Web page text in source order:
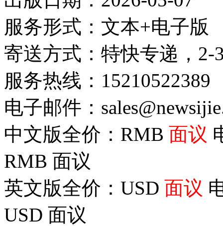
服务形式：文本+电子版
寄送方式：特快专递，2-
服务热线：15210522389
电子邮件：
中文版全价：RMB 面议
RMB 面议
英文版全价：USD 面议
USD 面议